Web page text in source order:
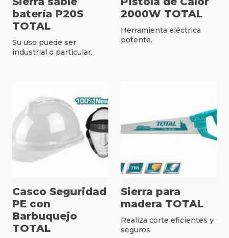
batería P20S
TOTAL
Su uso puede ser
industrial o particular.
2000W TOTAL
Herramienta eléctrica
potente.
Casco Seguridad
PE con
Barbuquejo
TOTAL
Sierra para
madera TOTAL
Realiza corte eficientes y
seguros.